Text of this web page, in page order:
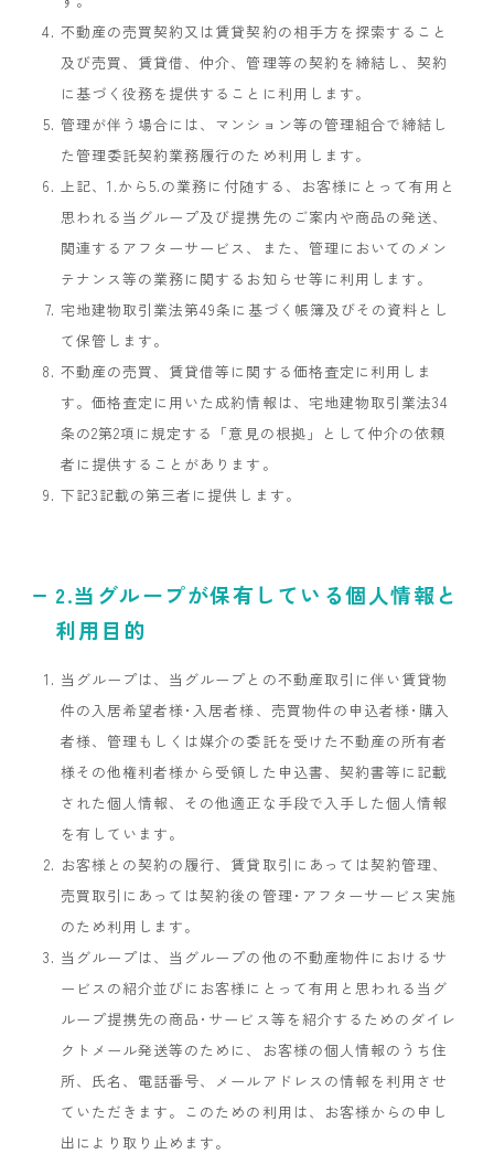
不動産の売買契約又は賃貸契約の相手方を探索すること
及び売買、賃貸借、仲介、管理等の契約を締結し、契約
に基づく役務を提供することに利用します。
管理が伴う場合には、マンション等の管理組合で締結し
た管理委託契約業務履行のため利用します。
上記、1.から5.の業務に付随する、お客様にとって有用と
思われる当グループ及び提携先のご案内や商品の発送、
関連するアフターサービス、また、管理においてのメン
テナンス等の業務に関するお知らせ等に利用します。
宅地建物取引業法第49条に基づく帳簿及びその資料とし
て保管します。
不動産の売買、賃貸借等に関する価格査定に利用しま
す。価格査定に用いた成約情報は、宅地建物取引業法34
条の2第2項に規定する「意見の根拠」として仲介の依頼
者に提供することがあります。
下記3記載の第三者に提供します。
2.当グループが保有している個人情報と
利用目的
当グループは、当グループとの不動産取引に伴い賃貸物
件の入居希望者様･入居者様、売買物件の申込者様･購入
者様、管理もしくは媒介の委託を受けた不動産の所有者
様その他権利者様から受領した申込書、契約書等に記載
された個人情報、その他適正な手段で入手した個人情報
を有しています。
お客様との契約の履行、賃貸取引にあっては契約管理、
売買取引にあっては契約後の管理･アフターサービス実施
のため利用します。
当グループは、当グループの他の不動産物件におけるサ
ービスの紹介並びにお客様にとって有用と思われる当グ
ループ提携先の商品･サービス等を紹介するためのダイレ
クトメール発送等のために、お客様の個人情報のうち住
所、氏名、電話番号、メールアドレスの情報を利用させ
ていただきます。このための利用は、お客様からの申し
出により取り止めます。